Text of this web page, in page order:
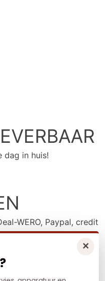
dag in huis!
WERO, Paypal, credit
×